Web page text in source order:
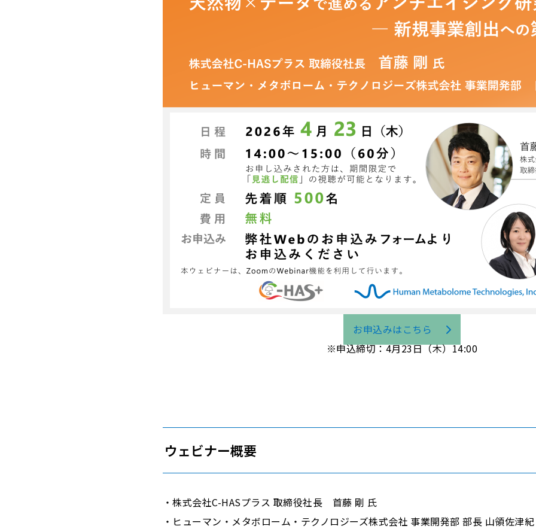
お申込みはこちら
※申込締切：4月23日（木）14:00
ウェビナー概要
・株式会社C-HASプラス 取締役社長 首藤 剛 氏
・ヒューマン・メタボローム・テクノロジーズ株式会社 事業開発部 部長 山領佐津紀